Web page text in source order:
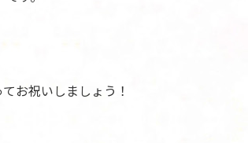
祝いしましょう！